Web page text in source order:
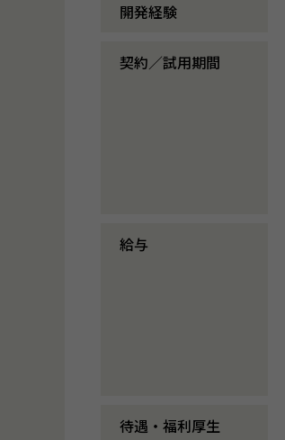
開発経験
契約／試用期間
給与
待遇・福利厚生